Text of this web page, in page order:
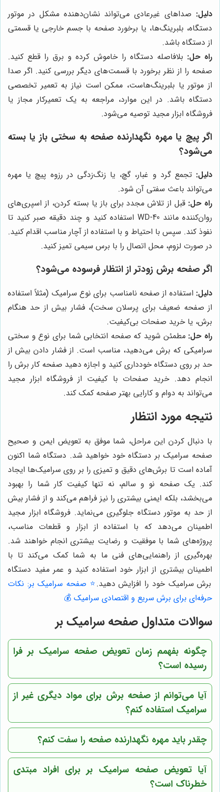
دلیل: صداهای غیرعادی می‌تواند نشان‌دهنده مشکل در موتور
دستگاه، بلبرینگ‌ها، یا برخورد صفحه با جسم خارجی یا قسمتی
از دستگاه باشد.
راه حل: بلافاصله دستگاه را خاموش کرده و برق را قطع کنید.
صفحه را از نظر برخورد با قسمت‌های دیگر بررسی کنید. اگر صدا
از موتور یا بلبرینگ‌هاست، ممکن است نیاز به تعمیر تخصصی
دستگاه باشد. در این موارد، مراجعه به یک تعمیرکار مجاز یا
فروشگاه ابزار مجید توصیه می‌شود.
اگر پیچ یا مهره نگهدارنده صفحه به سختی باز یا بسته
می‌شود؟
دلیل: تجمع گرد و غبار، گچ، یا زنگ‌زدگی در رزوه پیچ یا مهره
می‌تواند باعث سفتی آن شود.
راه حل: قبل از تلاش مجدد برای باز یا بسته کردن، از اسپری‌های
روان‌کننده مانند WD-40 استفاده کنید و چند دقیقه صبر کنید تا
نفوذ کند. سپس با احتیاط و با استفاده از آچار مناسب اقدام کنید.
در صورت لزوم، محل اتصال را با برس سیمی تمیز کنید.
اگر صفحه برش زودتر از انتظار فرسوده می‌شود؟
دلیل: استفاده از صفحه نامناسب برای نوع سرامیک (مثلاً استفاده
از صفحه ضعیف برای پرسلان سخت)، فشار بیش از حد هنگام
برش، یا خرید صفحات بی‌کیفیت.
راه حل: مطمئن شوید که صفحه انتخابی شما برای نوع و سختی
سرامیکی که برش می‌دهید، مناسب است. از فشار دادن بیش از
حد بر روی دستگاه خودداری کنید و اجازه دهید صفحه کار برش را
انجام دهد. خرید صفحات با کیفیت از فروشگاه ابزار مجید
می‌تواند به دوام و کارایی بهتر صفحه کمک کند.
نتیجه مورد انتظار
با دنبال کردن این مراحل، شما موفق به تعویض ایمن و صحیح
صفحه سرامیک بر دستگاه خود خواهید شد. دستگاه شما اکنون
آماده است تا برش‌های دقیق و تمیزی را بر روی سرامیک‌ها ایجاد
کند. یک صفحه نو و سالم، نه تنها کیفیت کار شما را بهبود
می‌بخشد، بلکه ایمنی بیشتری را نیز فراهم می‌کند و از فشار بیش
از حد به موتور دستگاه جلوگیری می‌نماید. فروشگاه ابزار مجید
اطمینان می‌دهد که با استفاده از ابزار و قطعات مناسب،
پروژه‌های شما با موفقیت و رضایت بیشتری انجام خواهند شد.
بهره‌گیری از راهنمایی‌های فنی ما به شما کمک می‌کند تا با
اطمینان بیشتری از ابزار خود استفاده کنید و عمر مفید دستگاه
برش سرامیک خود را افزایش دهید.⭐️ صفحه سرامیک بر: نکات
حرفه‌ای برای برش سریع و اقتصادی سرامیک 💰
سوالات متداول صفحه سرامیک بر
چگونه بفهمم زمان تعویض صفحه سرامیک بر فرا
رسیده است؟
آیا می‌توانم از صفحه برش برای مواد دیگری غیر از
سرامیک استفاده کنم؟
چقدر باید مهره نگهدارنده صفحه را سفت کنم؟
آیا تعویض صفحه سرامیک بر برای افراد مبتدی
خطرناک است؟